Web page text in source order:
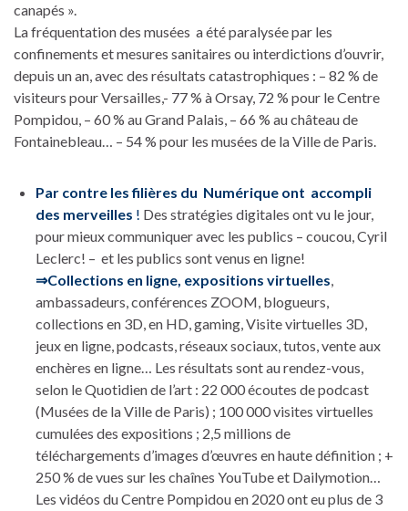
canapés ».
La fréquentation des musées a été paralysée par les
confinements et mesures sanitaires ou interdictions d’ouvrir,
depuis un an, avec des résultats catastrophiques : – 82 % de
visiteurs pour Versailles,- 77 % à Orsay, 72 % pour le Centre
Pompidou, – 60 % au Grand Palais, – 66 % au château de
Fontainebleau… – 54 % pour les musées de la Ville de Paris.
Par contre les filières du Numérique ont accompli
des merveilles ! Des stratégies digitales ont vu le jour,
pour mieux communiquer avec les publics – coucou, Cyril
Leclerc! – et les publics sont venus en ligne!
⇒Collections en ligne, expositions virtuelles,
ambassadeurs, conférences ZOOM, blogueurs,
collections en 3D, en HD, gaming, Visite virtuelles 3D,
jeux en ligne, podcasts, réseaux sociaux, tutos, vente aux
enchères en ligne… Les résultats sont au rendez-vous,
selon le Quotidien de l’art : 22 000 écoutes de podcast
(Musées de la Ville de Paris) ; 100 000 visites virtuelles
cumulées des expositions ; 2,5 millions de
téléchargements d’images d’œuvres en haute définition ; +
250 % de vues sur les chaînes YouTube et Dailymotion…
Les vidéos du Centre Pompidou en 2020 ont eu plus de 3